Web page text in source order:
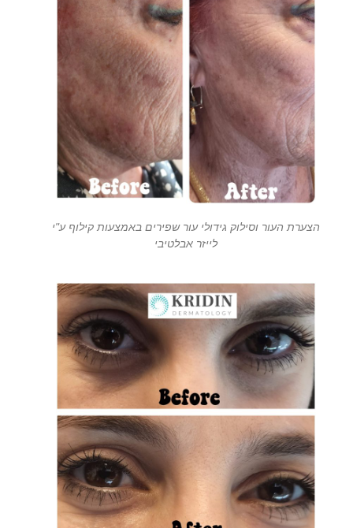
הצערת העור וסילוק גידולי עור שפירים באמצעות קילוף ע"י
לייזר אבלטיבי